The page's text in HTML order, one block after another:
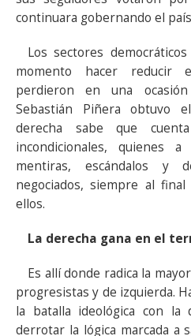
continuara gobernando el
Los sectores
momento hacer reducir
perdieron en una
Sebastián Piñera obtuvo
derecha sabe que
incondicionales, quienes
mentiras, escándalos y
negociados, siempre al
ellos.
La derecha gana en el
Es allí donde radica la
progresistas y de izquierda.
la batalla ideológica con la
derrotar la lógica marcada a